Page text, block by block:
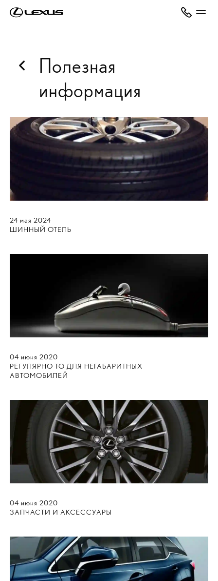
Полезная
информация
24 мая 2024
ШИННЫЙ ОТЕЛЬ
04 июня 2020
РЕГУЛЯРНО ТО ДЛЯ НЕГАБАРИТНЫХ
АВТОМОБИЛЕЙ
04 июня 2020
ЗАПЧАСТИ И АКСЕССУАРЫ